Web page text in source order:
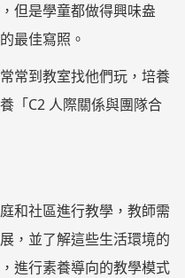
但是學童都做得興味盎
最佳寫照。
常到教室找他們玩，培養
「C2 人際關係與團隊合
和社區進行教學，教師需
，並了解這些生活環境的
進行素養導向的教學模式